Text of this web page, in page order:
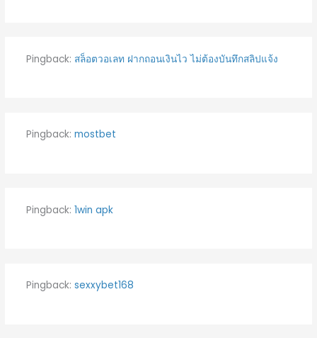
Pingback: สล็อตวอเลท ฝากถอนเงินไว ไม่ต้องบันทึกสลิปแจ้ง
Pingback: mostbet
Pingback: 1win apk
Pingback: sexxybet168